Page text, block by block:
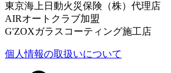
東京海上日動火災保険（株）代理店
AIRオートクラブ加盟
G'ZOXガラスコーティング施工店
個⼈情報の取扱いについて